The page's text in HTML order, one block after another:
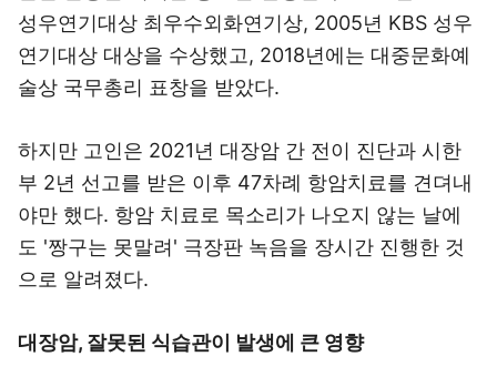
성우연기대상 최우수외화연기상, 2005년 KBS 성우
연기대상 대상을 수상했고, 2018년에는 대중문화예
술상 국무총리 표창을 받았다.
하지만 고인은 2021년 대장암 간 전이 진단과 시한
부 2년 선고를 받은 이후 47차례 항암치료를 견뎌내
야만 했다. 항암 치료로 목소리가 나오지 않는 날에
도 '짱구는 못말려' 극장판 녹음을 장시간 진행한 것
으로 알려졌다.
대장암, 잘못된 식습관이 발생에 큰 영향